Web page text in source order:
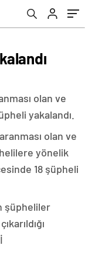
olan ve
yakalandı.
olan ve
yönelik
18 şüpheli
şüpheliler